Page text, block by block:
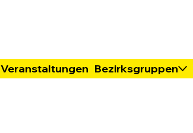
Veranstaltungen Bezirksgruppen